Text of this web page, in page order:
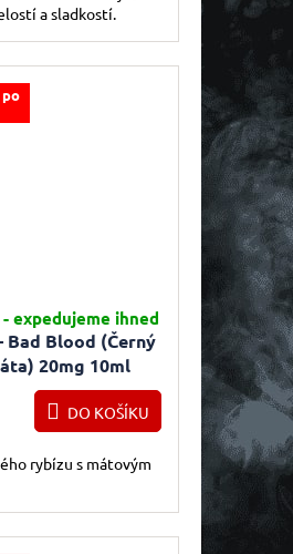
a sladkostí.
po
Bad Blood (Černý
20mg 10ml
expedujeme ihned
DO KOŠÍKU
rybízu s mátovým